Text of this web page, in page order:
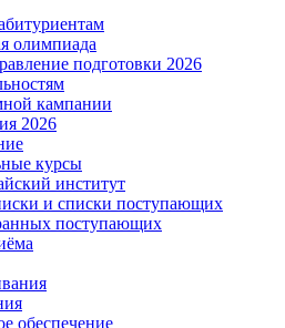
олимпиада
подготовки 2026
кампании
2026
курсы
институт
и списки поступающих
поступающих
обеспечение